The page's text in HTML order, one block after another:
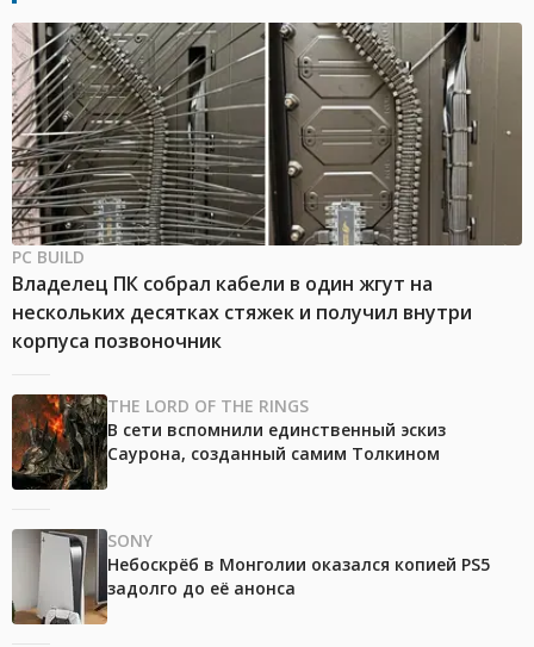
PC BUILD
Владелец ПК собрал кабели в один жгут на
нескольких десятках стяжек и получил внутри
корпуса позвоночник
THE LORD OF THE RINGS
В сети вспомнили единственный эскиз
Саурона, созданный самим Толкином
SONY
Небоскрёб в Монголии оказался копией PS5
задолго до её анонса